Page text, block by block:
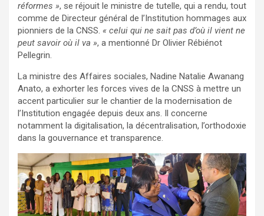
réformes », se réjouit le ministre de tutelle, qui a rendu, tout
comme de Directeur général de l’Institution hommages aux
pionniers de la CNSS. « celui qui ne sait pas d’où il vient ne
peut savoir où il va », a mentionné Dr Olivier Rébiénot
Pellegrin.
La ministre des Affaires sociales, Nadine Natalie Awanang
Anato, a exhorter les forces vives de la CNSS à mettre un
accent particulier sur le chantier de la modernisation de
l’Institution engagée depuis deux ans. Il concerne
notamment la digitalisation, la décentralisation, l’orthodoxie
dans la gouvernance et transparence.